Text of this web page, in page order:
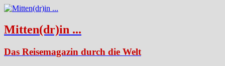
Mitten(dr)in ...
Das Reisemagazin durch die Welt